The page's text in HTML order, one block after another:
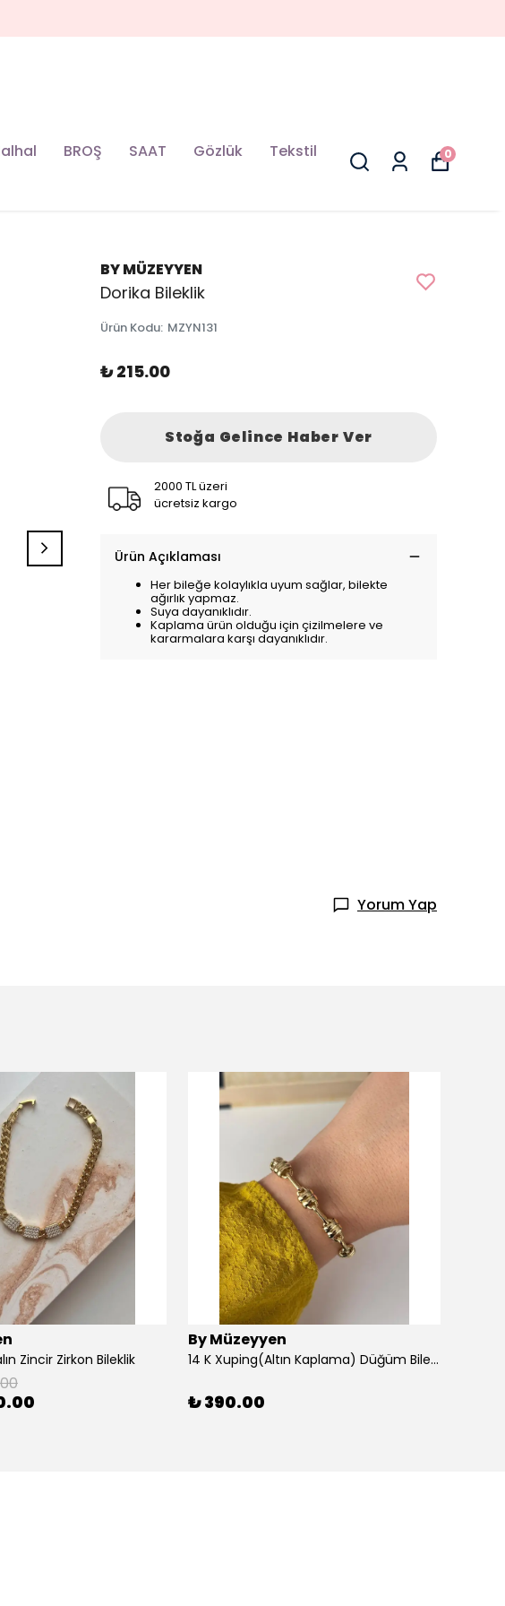
BROŞ SAAT Gözlük Tekstil 0
BY MÜZEYYEN
Dorika Bileklik
Ürün Kodu: MZYN131
₺ 215.00
Stoğa Gelince Haber Ver
2000 TL üzeri
ücretsiz kargo
Ürün Açıklaması
Her bileğe kolaylıkla uyum sağlar, bilekte
ağırlık yapmaz.
Suya dayanıklıdır.
Kaplama ürün olduğu için çizilmelere ve
kararmalara karşı dayanıklıdır.
Yorum Yap
Zincir Zirkon Bileklik
By Müzeyyen
14 K Xuping(Altın Kaplama) Düğüm Bileklik
₺ 390.00